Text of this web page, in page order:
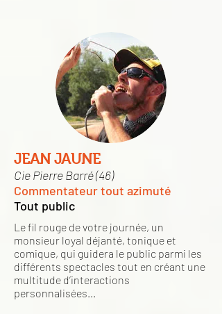
JEAN JAUNE
Cie Pierre Barré (46)
Commentateur tout azimuté
Tout public
Le fil rouge de votre journée, un
monsieur loyal déjanté, tonique et
comique, qui guidera le public parmi les
différents spectacles tout en créant une
multitude d’interactions
personnalisées...